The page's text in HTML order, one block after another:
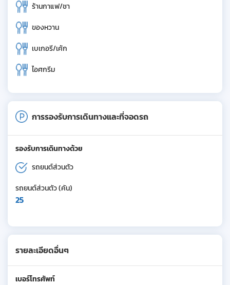
ร้านกาแฟ/ชา
ของหวาน
เบเกอรี/เค้ก
ไอศกรีม
การรองรับการเดินทางและที่จอดรถ
รองรับการเดินทางด้วย
รถยนต์ส่วนตัว
รถยนต์ส่วนตัว (คัน)
25
รายละเอียดอื่นๆ
เบอร์โทรศัพท์